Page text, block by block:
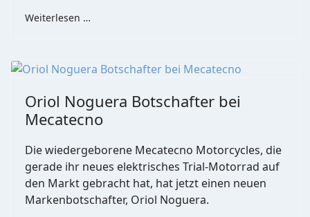
Weiterlesen …
Oriol Noguera Botschafter bei
Mecatecno
Die wiedergeborene Mecatecno Motorcycles, die
gerade ihr neues elektrisches Trial-Motorrad auf
den Markt gebracht hat, hat jetzt einen neuen
Markenbotschafter, Oriol Noguera.